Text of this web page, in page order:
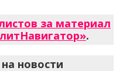
за материал
.
новости